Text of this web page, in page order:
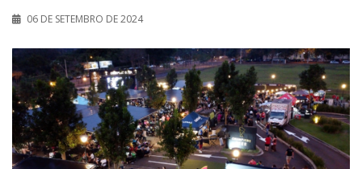
06 DE SETEMBRO DE 2024